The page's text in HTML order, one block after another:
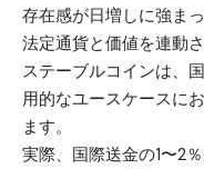
存在感が日増しに強まっ
法定通貨と価値を連動
ステーブルコインは、
用的なユースケースに
ます。
実際、国際送金の1〜2